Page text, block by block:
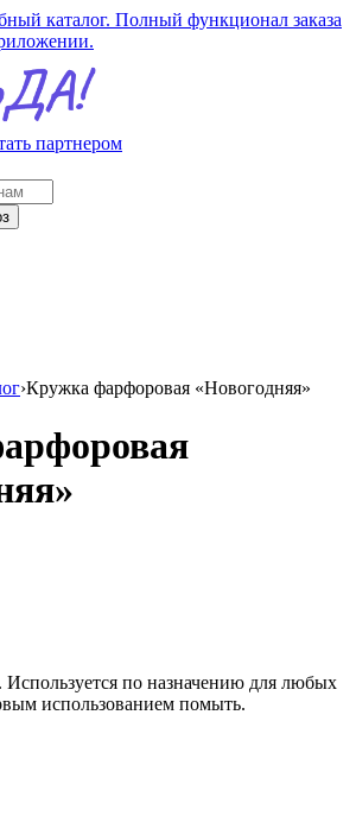
каталог. Полный функционал заказа
партнером
›Кружка фарфоровая «Новогодняя»
по назначению для любых
использованием помыть.